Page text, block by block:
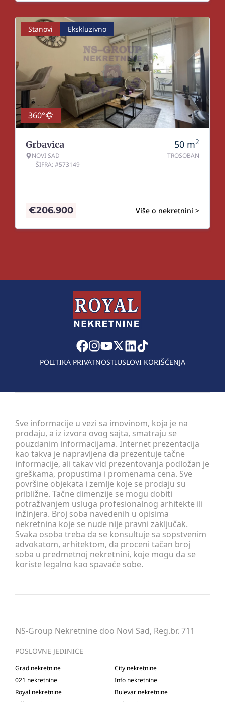
Stanovi Ekskluzivno
360°
Grbavica
NOVI SAD
ŠIFRA: #573149
50 m2
TROSOBAN
Više o nekretnini >
€206.900
POLITIKA PRIVATNOSTIUSLOVI KORIŠĆENJA
Sve informacije u vezi sa imovinom, koja je na
prodaju, a iz izvora ovog sajta, smatraju se
pouzdanim informacijama. Internet prezentacija
kao takva je napravljena da prezentuje tačne
informacije, ali takav vid prezentovanja podložan je
greškama, propustima i promenama cena. Sve
površine objekata i zemlje koje se prodaju su
približne. Tačne dimenzije se mogu dobiti
potraživanjem usluga profesionalnog arhitekte ili
inžinjera. Broj soba navedenih u opisima
nekretnina koje se nude nije pravni zaključak.
Svaka osoba treba da se konsultuje sa sopstvenim
advokatom, arhitektom, da proceni tačan broj
soba u predmetnoj nekretnini, koje mogu da se
koriste legalno kao spavaće sobe.
NS-Group Nekretnine doo Novi Sad, Reg.br. 711
POSLOVNE JEDINICE
Grad nekretnine
City nekretnine
021 nekretnine
Info nekretnine
Royal nekretnine
Bulevar nekretnine